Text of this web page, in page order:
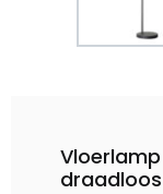
draadloos